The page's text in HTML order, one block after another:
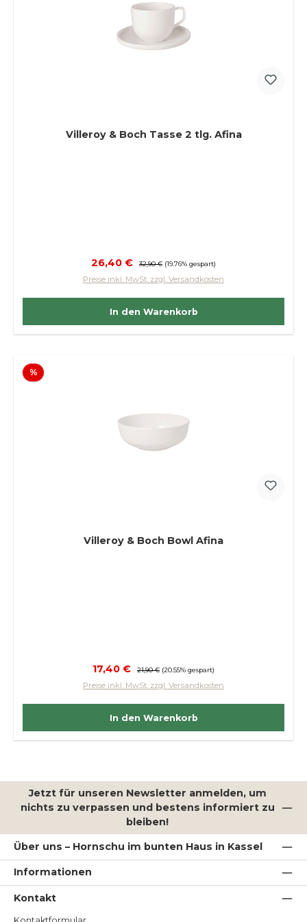
Villeroy & Boch Tasse 2 tlg. Afina
Verkaufspreis:
26,40 € Regulärer Preis:
32,90 € (19.76% gespart)
Preise inkl. MwSt. zzgl. Versandkosten
In den Warenkorb
%Rabatt
Villeroy & Boch Bowl Afina
Verkaufspreis:
17,40 € Regulärer Preis:
21,90 € (20.55% gespart)
Preise inkl. MwSt. zzgl. Versandkosten
In den Warenkorb
Jetzt für unseren Newsletter anmelden, um
nichts zu verpassen und bestens informiert zu
bleiben!
Über uns – Hornschu im bunten Haus in Kassel
Informationen
Kontakt